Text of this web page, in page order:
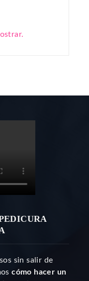
sin salir de
cómo hacer un